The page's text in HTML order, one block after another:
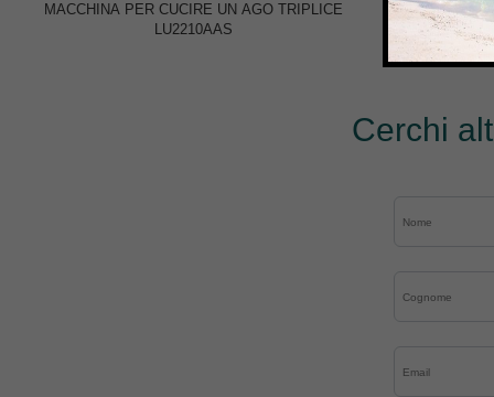
MACCHINA PER CUCIRE UN AGO TRIPLICE
LU2210AAS
Cerchi